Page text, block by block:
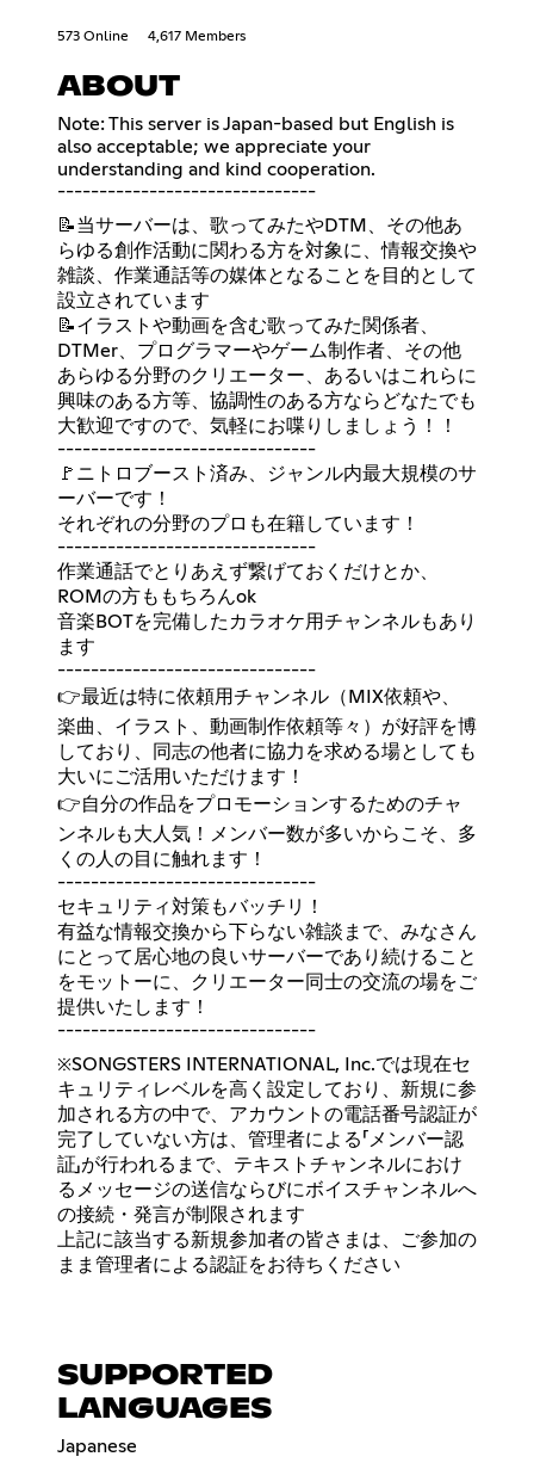
573 Online 4,617 Members
ABOUT
Note: This server is Japan-based but English is
also acceptable; we appreciate your
understanding and kind cooperation.
-------------------------------
📝当サーバーは、歌ってみたやDTM、その他あ
らゆる創作活動に関わる方を対象に、情報交換や
雑談、作業通話等の媒体となることを目的として
設立されています
📝イラストや動画を含む歌ってみた関係者、
DTMer、プログラマーやゲーム制作者、その他
あらゆる分野のクリエーター、あるいはこれらに
興味のある方等、協調性のある方ならどなたでも
大歓迎ですので、気軽にお喋りしましょう！！
-------------------------------
🚩ニトロブースト済み、ジャンル内最大規模のサ
ーバーです！
それぞれの分野のプロも在籍しています！
-------------------------------
作業通話でとりあえず繋げておくだけとか、
ROMの方ももちろんok
音楽BOTを完備したカラオケ用チャンネルもあり
ます
-------------------------------
👉最近は特に依頼用チャンネル（MIX依頼や、
楽曲、イラスト、動画制作依頼等々）が好評を博
しており、同志の他者に協力を求める場としても
大いにご活用いただけます！
👉自分の作品をプロモーションするためのチャ
ンネルも大人気！メンバー数が多いからこそ、多
くの人の目に触れます！
-------------------------------
セキュリティ対策もバッチリ！
有益な情報交換から下らない雑談まで、みなさん
にとって居心地の良いサーバーであり続けること
をモットーに、クリエーター同士の交流の場をご
提供いたします！
-------------------------------
※SONGSTERS INTERNATIONAL, Inc.では現在セ
キュリティレベルを高く設定しており、新規に参
加される方の中で、アカウントの電話番号認証が
完了していない方は、管理者による「メンバー認
証」が行われるまで、テキストチャンネルにおけ
るメッセージの送信ならびにボイスチャンネルへ
の接続・発言が制限されます
上記に該当する新規参加者の皆さまは、ご参加の
まま管理者による認証をお待ちください
SUPPORTED
LANGUAGES
Japanese